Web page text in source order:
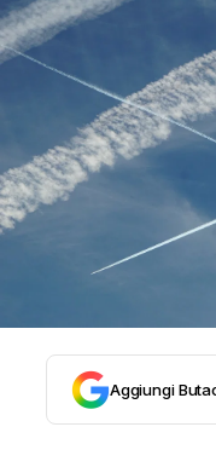
STORIA E
COMPLOTTI,
EVERGREEN
EDITORIALI
Aggiungi